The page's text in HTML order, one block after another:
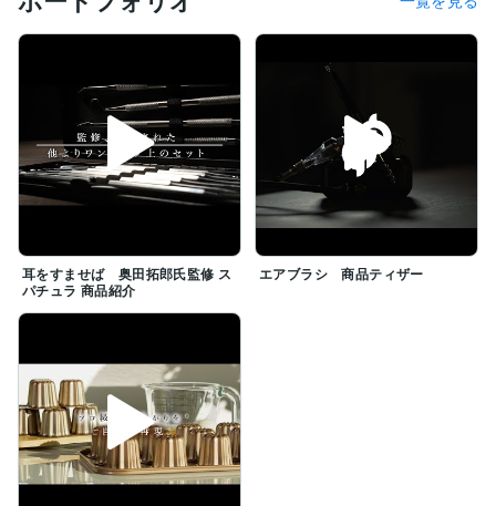
「映像の力で、価値あるストーリーを最高の形に。」
弊社は、ただの動画制作会社ではありません。
視聴者の心を動かすコンテンツへと昇華させます。
Vision（ビジョン）：目指す未来
「動画制作を、もっと簡単に・もっと高品質に・もっと
価値あるものへ」
・誰もがプロクオリティの動画を手に入れられる世界を
・単なる「制作」ではなく、マーケティング・ブランデ
ィングまでサポートするパートナーになる。
・お客様が動画の可能性を最大限に活かせるよう、最先
端の技術とトレンドを追求し続ける。
・高品質へのこだわり
視聴者を惹きつける映像美と、伝わるストーリー構成
を徹底。
・スピード × 柔軟性
最短納品・修正対応・ニーズに応じたカスタマイズ
で、お客様の要望に迅速に応える。
耳をすませば 奥田拓郎氏監修 ス
パチュラ 商品紹介
エアブラシ 商品ティザー